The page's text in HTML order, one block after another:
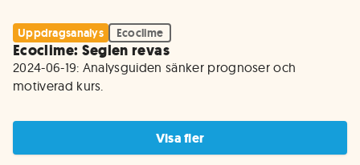
Uppdragsanalys Ecoclime
Ecoclime: Seglen revas
2024-06-19: Analysguiden sänker prognoser och
motiverad kurs.
Visa fler